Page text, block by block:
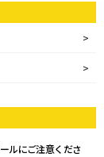
ルにご注意くださ